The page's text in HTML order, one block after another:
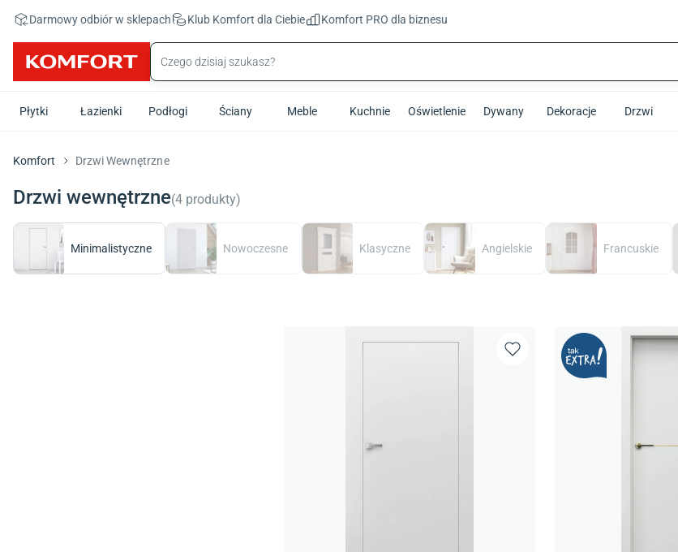
Darmowy odbiór w sklepach Klub Komfort dla Ciebie Komfort PRO dla biznesu
Płytki Łazienki Podłogi Ściany Meble Kuchnie Oświetlenie Dywany Dekoracje Drzwi
Komfort Drzwi Wewnętrzne
Drzwi wewnętrzne(4 produkty)
Minimalistyczne Nowoczesne Klasyczne Angielskie Francuskie